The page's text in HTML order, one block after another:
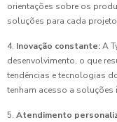
orientações sobre os
soluções para cada
4. Inovação constante:A
desenvolvimento, o que
tendências e tecnologias
tenham acesso a soluções
5. Atendimento